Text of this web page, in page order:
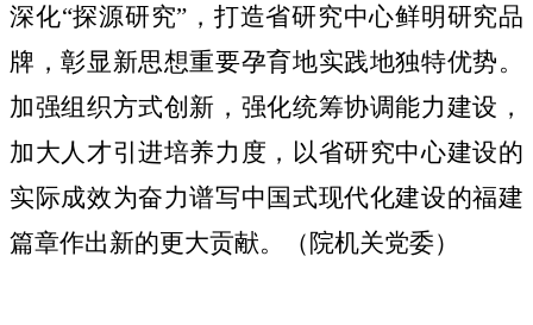
深化“探源研究”，打造省研究中心鲜明研究品
牌，彰显新思想重要孕育地实践地独特优势。
加强组织方式创新，强化统筹协调能力建设，
加大人才引进培养力度，以省研究中心建设的
实际成效为奋力谱写中国式现代化建设的福建
篇章作出新的更大贡献。
（院机关党委）